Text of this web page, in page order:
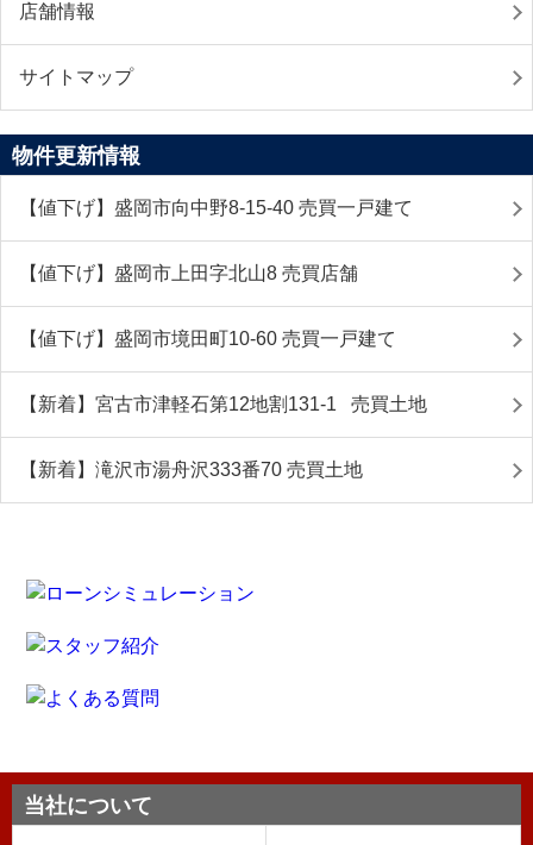
店舗情報
サイトマップ
物件更新情報
【値下げ】盛岡市向中野8-15-40 売買一戸建て
【値下げ】盛岡市上田字北山8 売買店舗
【値下げ】盛岡市境田町10-60 売買一戸建て
【新着】宮古市津軽石第12地割131-1 売買土地
【新着】滝沢市湯舟沢333番70 売買土地
当社について